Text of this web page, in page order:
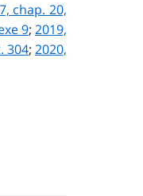
chap. 20,
9;2019,
304;2020,